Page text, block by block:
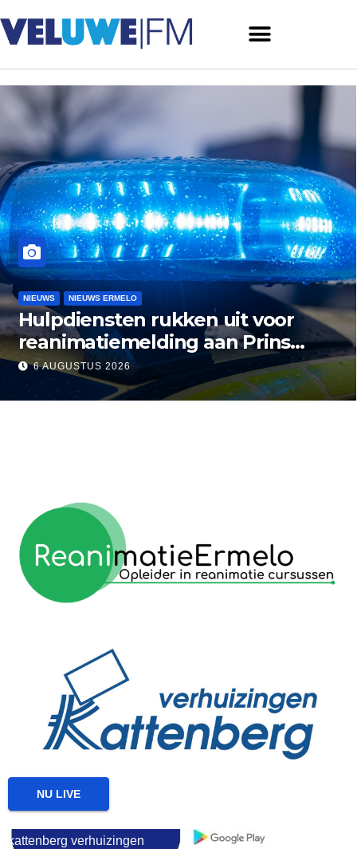
NIEUWS NIEUWS HARDERWIJK
Museum Het Pakhuis
zoekt nazaten van
visser
6 AUGUSTUS 2026
reanimatie ermelo
kattenberg verhuizingen
NU LIVE